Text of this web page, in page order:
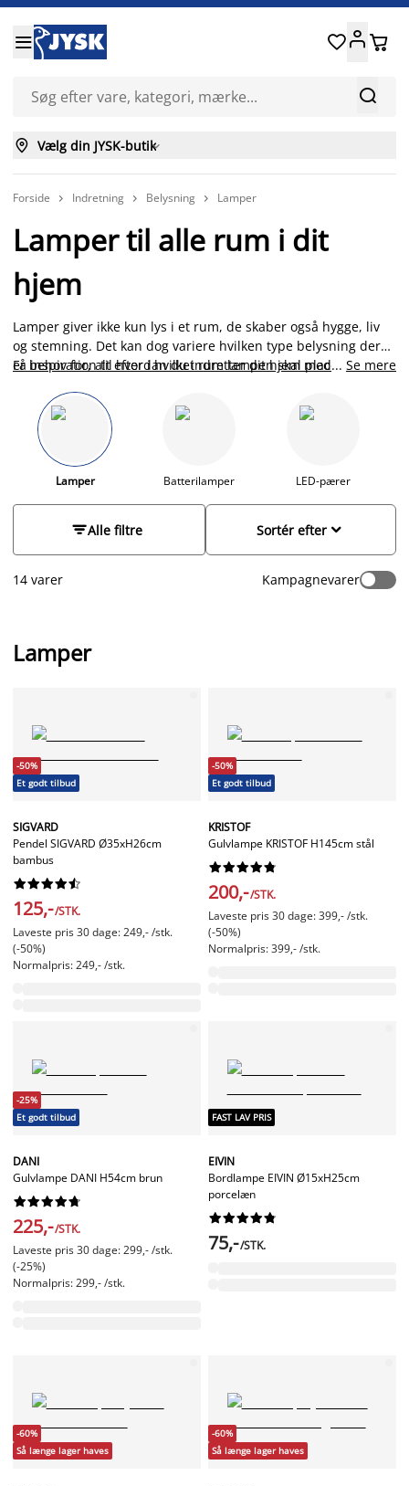


 
 Vælg din JYSK-butik
Forside  Indretning  Belysning  Lamper
Lamper til alle rum i dit
hjem
Lamper giver ikke kun lys i et rum, de skaber også hygge, liv
og stemning. Det kan dog variere hvilken type belysning der
er behov for, alt efter i hvilket rum lampen skal placeres. Find
stuelampe eller læselampe hos JYSK. Leder du efter en lampe
til børneværelset, kan du gå på opdagelse blandt vores
batterilamper
. JYSK har lamper i moderne og klassiske
designs i flotte farver som hvid, sort, grå og natur mm. Gå på
opdagelse i vores sortiment nedenfor og find den lampe, der
Få inspiration til hvordan du indretter dit hjem med lamper.
... Se mere
Lamper Batterilamper LED-pærer
Alle filtre 
Sortér efter
14 varer Kampagnevarer
Lamper
-50%
Et godt tilbud
SIGVARD
Pendel SIGVARD Ø35xH26cm
bambus






125,-/STK.
Laveste pris 30 dage: 249,- /stk.
(-50%)
Normalpris: 249,- /stk.
-50%
Et godt tilbud
KRISTOF
Gulvlampe KRISTOF H145cm stål






200,-/STK.
Laveste pris 30 dage: 399,- /stk.
(-50%)
Normalpris: 399,- /stk.
-25%
Et godt tilbud
DANI
Gulvlampe DANI H54cm brun






225,-/STK.
Laveste pris 30 dage: 299,- /stk.
(-25%)
Normalpris: 299,- /stk.
FAST LAV PRIS
EIVIN
Bordlampe EIVIN Ø15xH25cm
porcelæn






75,-/STK.
-60%
Så længe lager haves
-60%
Så længe lager haves